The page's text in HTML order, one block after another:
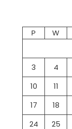
P W
3
4
10
11
17
18
24
25